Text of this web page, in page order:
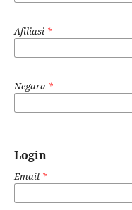
Afiliasi *
Negara *
Login
Email *